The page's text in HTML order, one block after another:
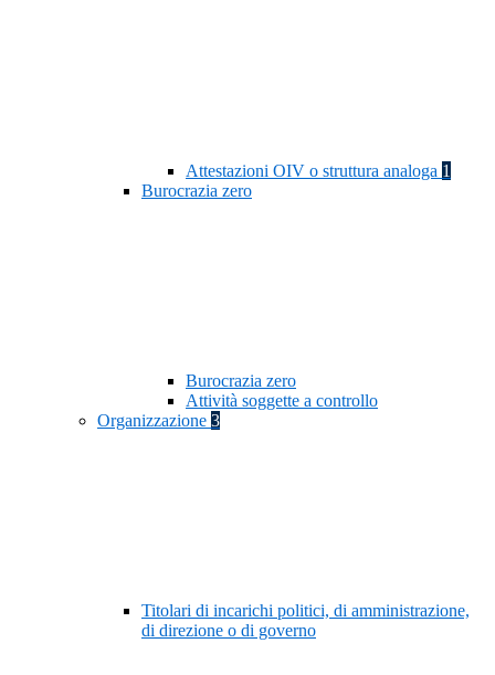
Attestazioni OIV o struttura analoga 1
Burocrazia zero
Burocrazia zero
Attività soggette a controllo
Organizzazione 3
Titolari di incarichi politici, di amministrazione,
di direzione o di governo